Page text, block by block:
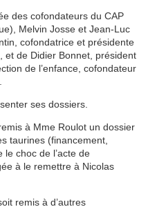
des cofondateurs du CAP
Melvin Josse et Jean-Luc
cofondatrice et présidente
et de Didier Bonnet, président
de l’enfance, cofondateur
ses dossiers.
à Mme Roulot un dossier
taurines (financement,
choc de l’acte de
à le remettre à Nicolas
remis à d’autres